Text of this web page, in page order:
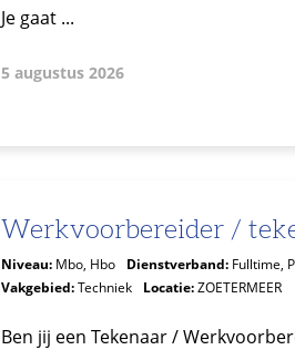
Je gaat ...
5 augustus 2026
Werkvoorbereider /
Niveau: Mbo, Hbo Dienstverband: Fulltime,
Vakgebied:Techniek Locatie:ZOETERMEER
Ben jij een Tekenaar /